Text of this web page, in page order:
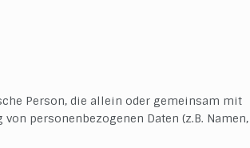
Person, die allein oder gemeinsam mit
personenbezogenen Daten (z.B. Namen,